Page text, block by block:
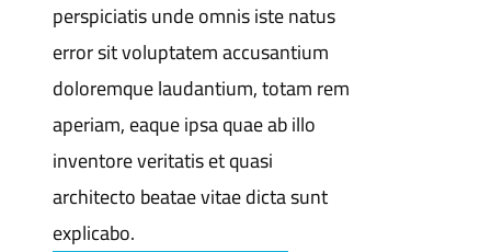
perspiciatis unde omnis iste natus
error sit voluptatem accusantium
doloremque laudantium, totam rem
aperiam, eaque ipsa quae ab illo
inventore veritatis et quasi
architecto beatae vitae dicta sunt
explicabo.